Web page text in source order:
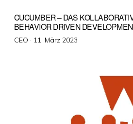
CUCUMBER – DAS
BEHAVIOR DRIVEN
CEO · Veröffentlicht
11. März 2023